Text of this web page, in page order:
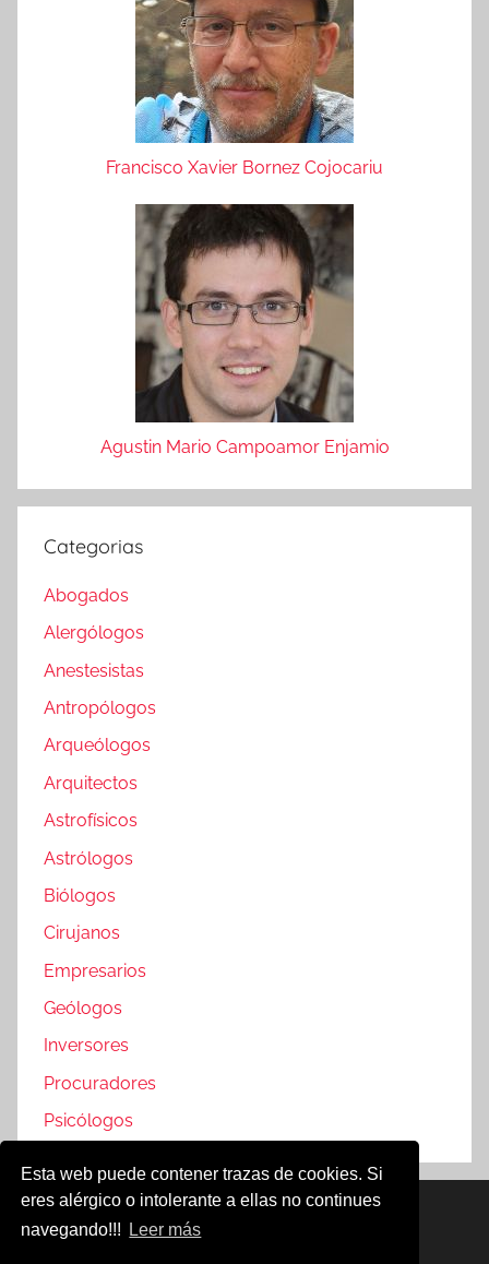
Esta web puede contener trazas de cookies. Si
eres alérgico o intolerante a ellas no continues
navegando!!!
Leer más
Francisco Xavier Bornez Cojocariu
Agustin Mario Campoamor Enjamio
Categorias
Abogados
Alergólogos
Anestesistas
Antropólogos
Arqueólogos
Arquitectos
Astrofísicos
Astrólogos
Biólogos
Cirujanos
Empresarios
Geólogos
Inversores
Procuradores
Psicólogos
Famosos @2019